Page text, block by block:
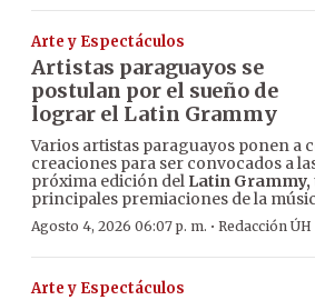
Arte y Espectáculos
Artistas paraguayos se
postulan por el sueño de
lograr el Latin Grammy
Varios artistas paraguayos ponen a
creaciones para ser convocados a
próxima edición del Latin Grammy,
principales premiaciones de la
Agosto 4, 2026 06:07 p. m. · Redacción ÚH
Arte y Espectáculos